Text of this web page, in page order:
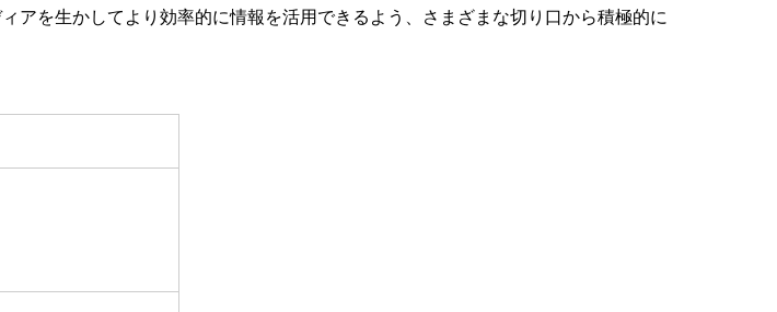
アを生かしてより効率的に情報を活用できるよう、さまざまな切り口から積極的に